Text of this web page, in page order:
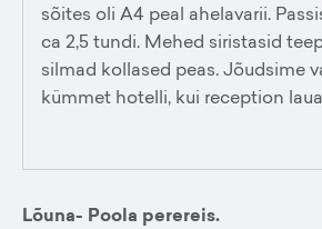
sõites oli A4 peal ahelavarii.
ca 2,5 tundi. Mehed siristasid
silmad kollased peas. Jõudsime
kümmet hotelli, kui reception
Lõuna- Poola perereis.